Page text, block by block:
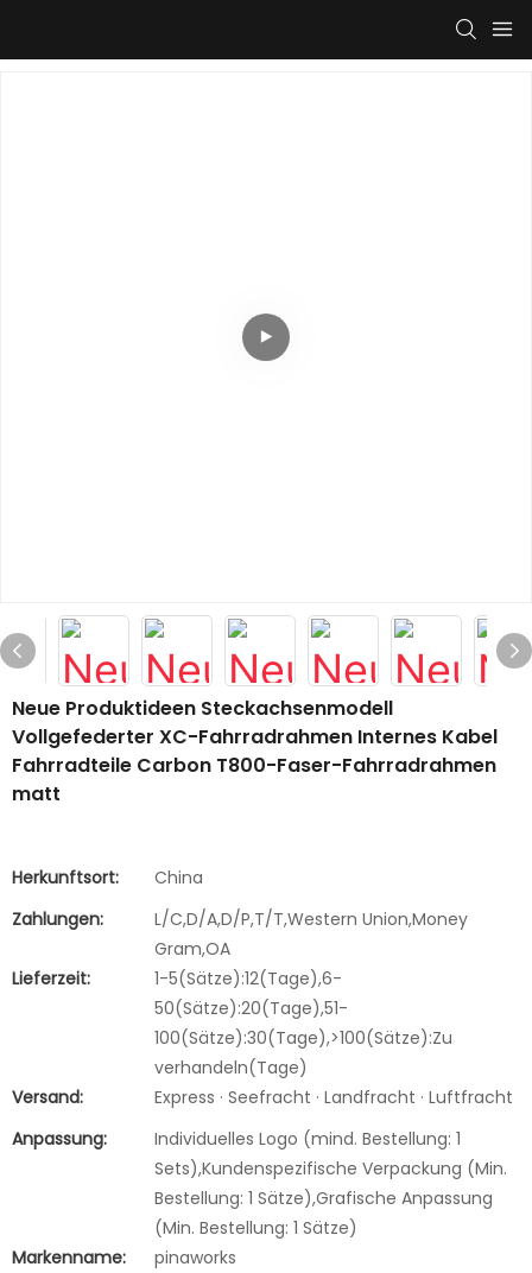
Neue Produktideen Steckachsenmodell
Vollgefederter XC-Fahrradrahmen Internes Kabel
Fahrradteile Carbon T800-Faser-Fahrradrahmen
matt
Herkunftsort:
China
Zahlungen:
L/C,D/A,D/P,T/T,Western Union,Money
Gram,OA
Lieferzeit:
1-5(Sätze):12(Tage),6-
50(Sätze):20(Tage),51-
100(Sätze):30(Tage),>100(Sätze):Zu
verhandeln(Tage)
Versand:
Express · Seefracht · Landfracht · Luftfracht
Anpassung:
Individuelles Logo (mind. Bestellung: 1
Sets),Kundenspezifische Verpackung (Min.
Bestellung: 1 Sätze),Grafische Anpassung
(Min. Bestellung: 1 Sätze)
Markenname:
pinaworks